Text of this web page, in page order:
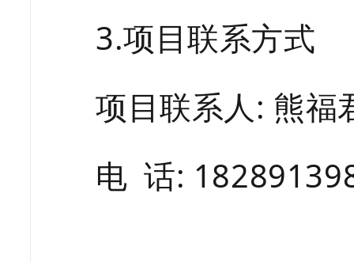
3.项目联系方式
项目联系人: 熊福
电 话: